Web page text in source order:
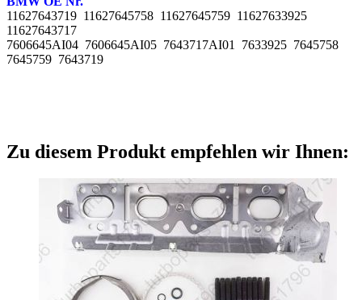
11627643719 11627645758 11627645759 11627633925
11627643717
7606645AI04 7606645AI05 7643717AI01 7633925 7645758
7645759 7643719
Zu diesem Produkt empfehlen wir Ihnen: